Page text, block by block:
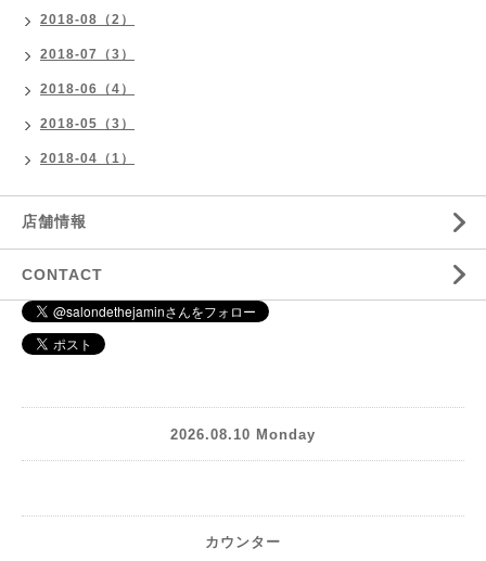
2018-08（2）
2018-07（3）
2018-06（4）
2018-05（3）
2018-04（1）
店舗情報
CONTACT
2026.08.10 Monday
カウンター